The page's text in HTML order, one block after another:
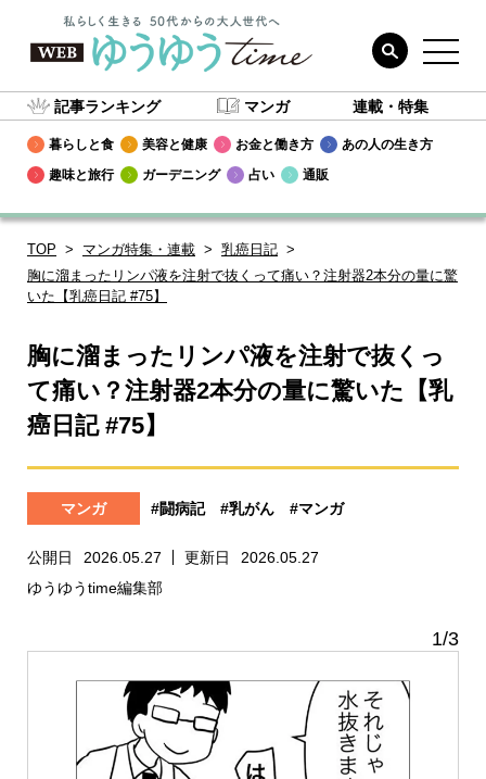
記事ランキング マンガ 連載・特集
暮らしと食 美容と健康 お金と働き方
あの人の生き方
趣味と旅行
ガーデニング 占い 通販
TOP マンガ特集・連載
乳癌日記
胸に溜まったリンパ液を注射で抜くって痛い？注射器2本分の量に驚
いた【乳癌日記 #75】
胸に溜まったリンパ液を注射で抜くっ
て痛い？注射器2本分の量に驚いた【乳
癌日記 #75】
マンガ #闘病記 #乳がん #マンガ
公開日 2026.05.27 更新日
2026.05.27
ゆうゆうtime編集部
1/3